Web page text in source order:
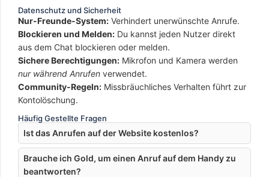
Datenschutz und Sicherheit
Nur-Freunde-System: Verhindert unerwünschte Anrufe.
Blockieren und Melden: Du kannst jeden Nutzer direkt
aus dem Chat blockieren oder melden.
Sichere Berechtigungen: Mikrofon und Kamera werden
nur während Anrufen verwendet.
Community-Regeln: Missbräuchliches Verhalten führt zur
Kontolöschung.
Häufig Gestellte Fragen
Ist das Anrufen auf der Website kostenlos?
Brauche ich Gold, um einen Anruf auf dem Handy zu
beantworten?